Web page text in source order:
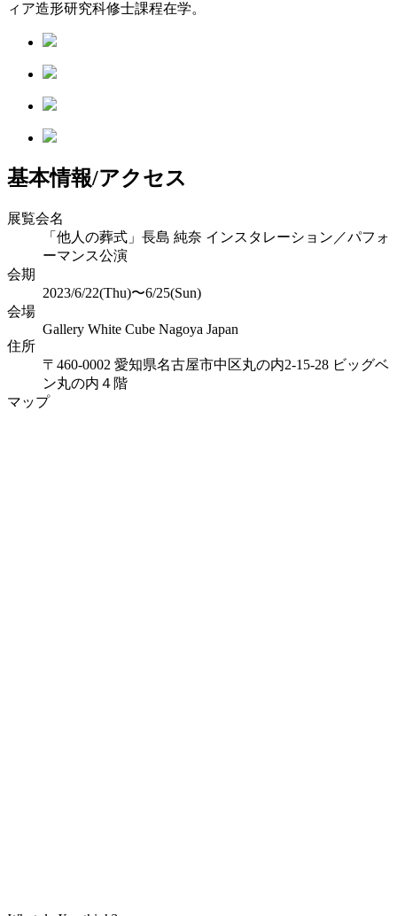
ィア造形研究科修士課程在学。
基本情報/アクセス
展覧会名
「他人の葬式」長島 純奈 インスタレーション／パフォ
ーマンス公演
会期
2023/6/22(Thu)〜6/25(Sun)
会場
Gallery White Cube Nagoya Japan
住所
〒460-0002 愛知県名古屋市中区丸の内2-15-28 ビッグベ
ン丸の内４階
マップ